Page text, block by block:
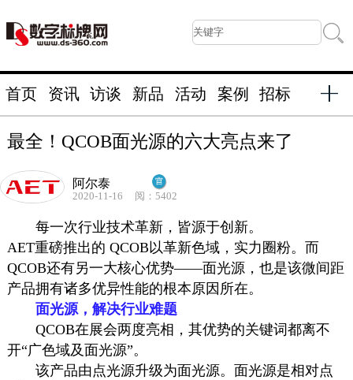
首页 资讯 访谈 新品 活动 案例 招标
最全！QCOB面光源的六大亮点来了
阿尔泰
2020-11-16 阅：5402
每一次行业技术革新，皆源于创新。
AET重磅推出的 QCOB以革新色域，实力圈粉。而
QCOB还有另一大核心优势——面光源，也是该微间距
产品拥有诸多优异性能的根本原因所在。
面光源，解决行业难题
QCOB在展会两度亮相，其优势的关键词都离不
开“广色域及面光源”。
该产品由点光源升级为面光源。面光源是相对点